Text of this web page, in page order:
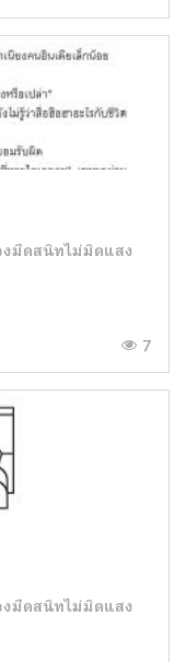
วงมืดสนิทไม่มิดแสง
7
วงมืดสนิทไม่มิดแสง